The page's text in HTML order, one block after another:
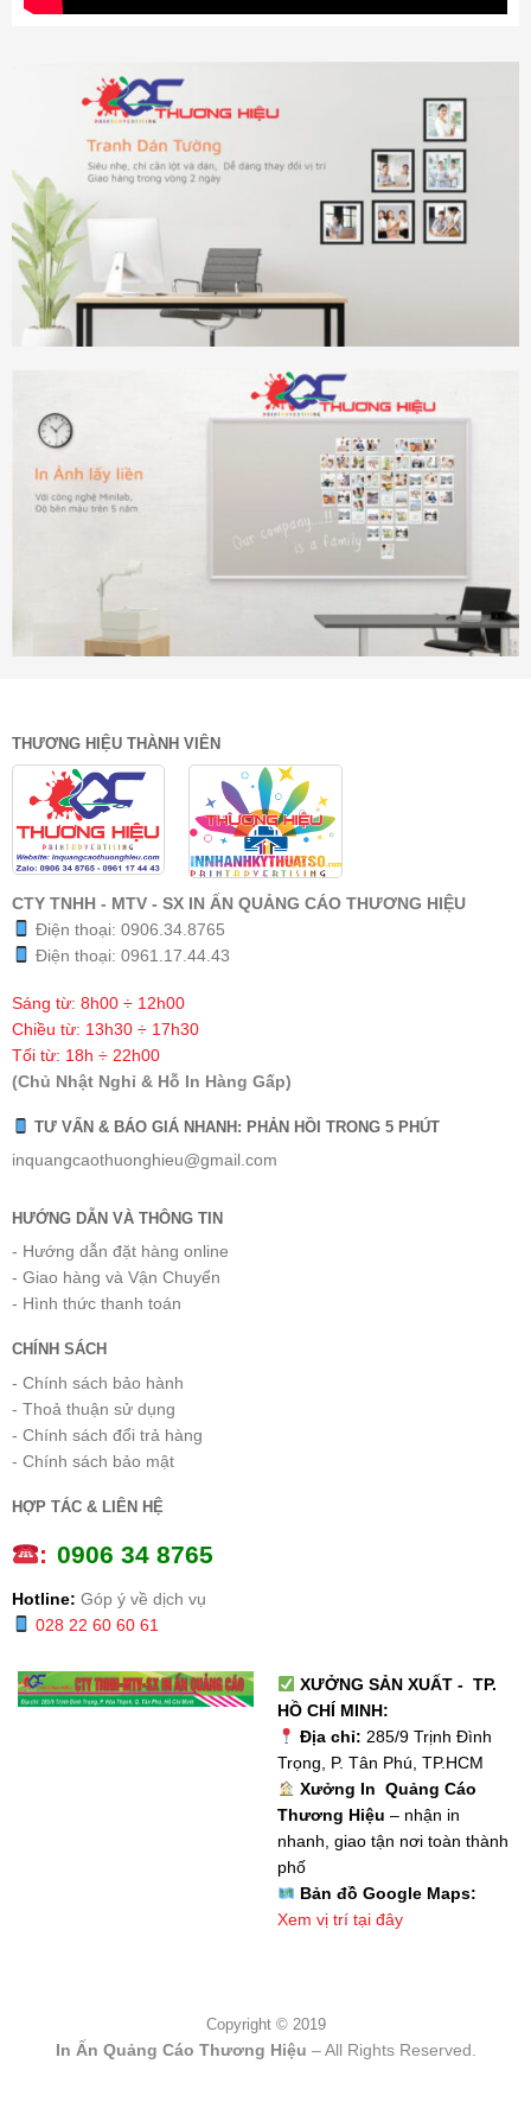
THƯƠNG HIỆU THÀNH VIÊN
CTY TNHH - MTV - SX IN ẤN QUẢNG CÁO THƯƠNG HIỆU
Điện thoại: 0906.34.8765
Điện thoại: 0961.17.44.43
Sáng từ: 8h00 ÷ 12h00
Chiều từ: 13h30 ÷ 17h30
Tối từ: 18h ÷ 22h00
(Chủ Nhật Nghỉ & Hỗ In Hàng Gấp)
TƯ VẤN & BÁO GIÁ NHANH: PHẢN HỒI TRONG 5 PHÚT
inquangcaothuonghieu@gmail.com
HƯỚNG DẪN VÀ THÔNG TIN
- Hướng dẫn đặt hàng online
- Giao hàng và Vận Chuyển
- Hình thức thanh toán
CHÍNH SÁCH
- Chính sách bảo hành
- Thoả thuận sử dụng
- Chính sách đổi trả hàng
- Chính sách bảo mật
HỢP TÁC & LIÊN HỆ
: 0906 34 8765
Hotline: Góp ý về dịch vụ
028 22 60 60 61
XƯỞNG SẢN XUẤT - TP.
HỒ CHÍ MINH:
Địa chỉ: 285/9 Trịnh Đình
Trọng, P. Tân Phú, TP.HCM
Xưởng In Quảng Cáo
Thương Hiệu – nhận in
nhanh, giao tận nơi toàn thành
phố
Bản đồ Google Maps:
Xem vị trí tại đây
Copyright © 2019
In Ấn Quảng Cáo Thương Hiệu – All Rights Reserved.